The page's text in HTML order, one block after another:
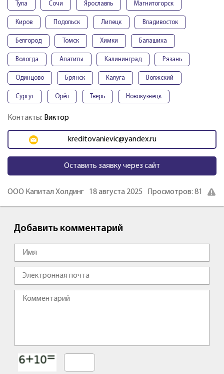
Тула Сочи Ярославль Магнитогорск
Киров Подольск Липецк Владивосток
Белгород Томск Химки Балашиха
Вологда Апатиты Калининград Рязань
Одинцово Брянск Калуга Волжский
Сургут Орёл Тверь Новокузнецк
Контакты: Виктор
kreditovanievic@yandex.ru
Оставить заявку через сайт
ООО Капитал Холдинг 18 августа 2025 Просмотров: 81
Добавить комментарий